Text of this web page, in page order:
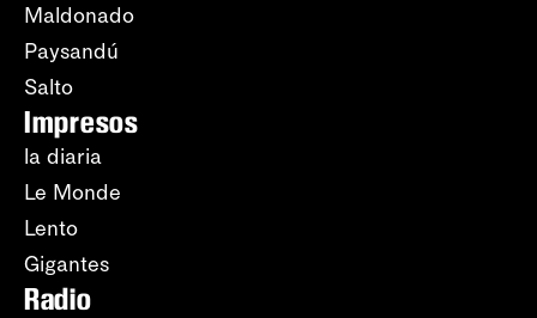
Maldonado
Paysandú
Salto
Impresos
la diaria
Le Monde
Lento
Gigantes
Radio